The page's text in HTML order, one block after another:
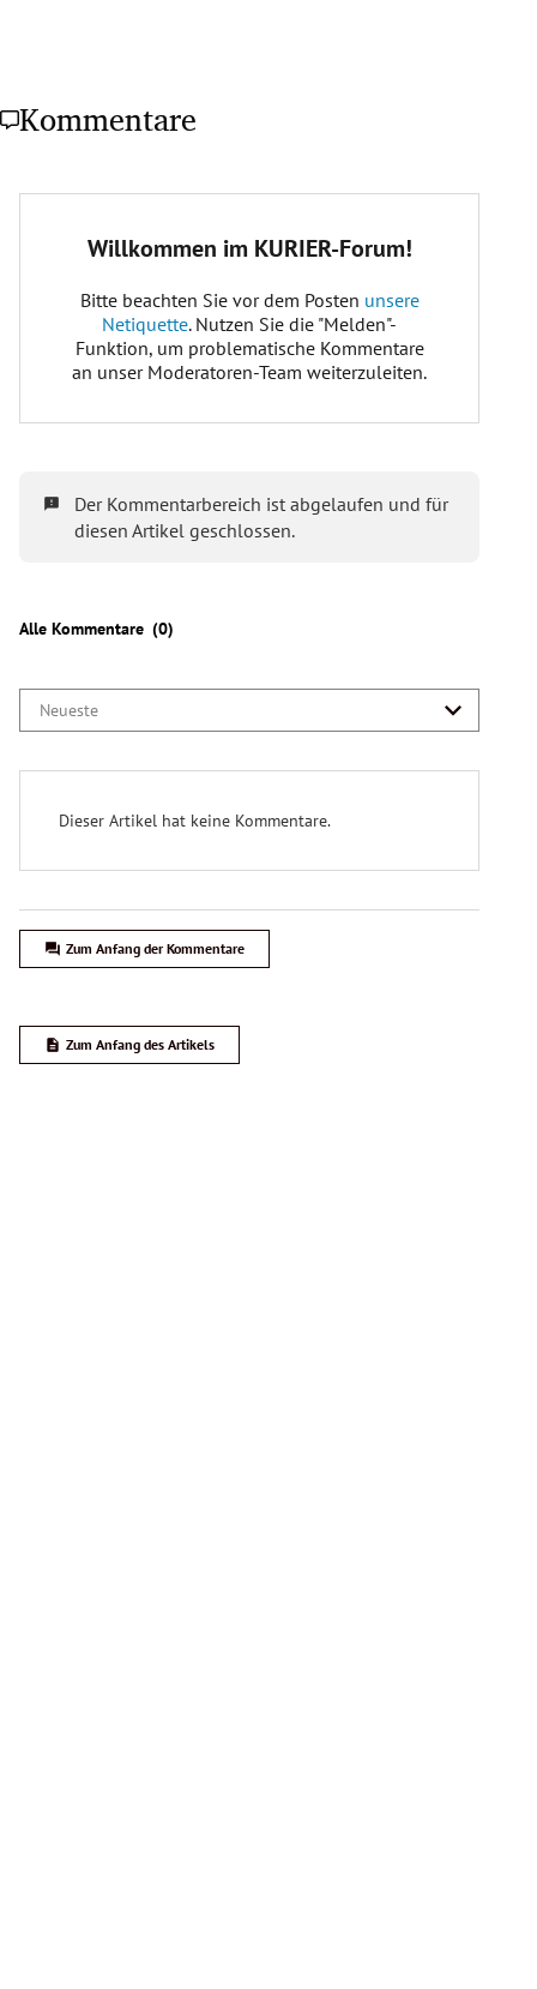
183 Abgeordnete
Wann war die letzte Nationalratswahl in
Österreich?
29. September 2019
Wer ist bei der Nationalratswahl wahlberechtigt?
im Jahr 2024
6,3 Millionen Personen
wahlberechtigt endgültige Zahl folgt am 27.
Welche Parteien treten bei der NR-Wahl an?
ÖVP,SPÖ,FPÖ,Grüne,Neos,
Kommentare